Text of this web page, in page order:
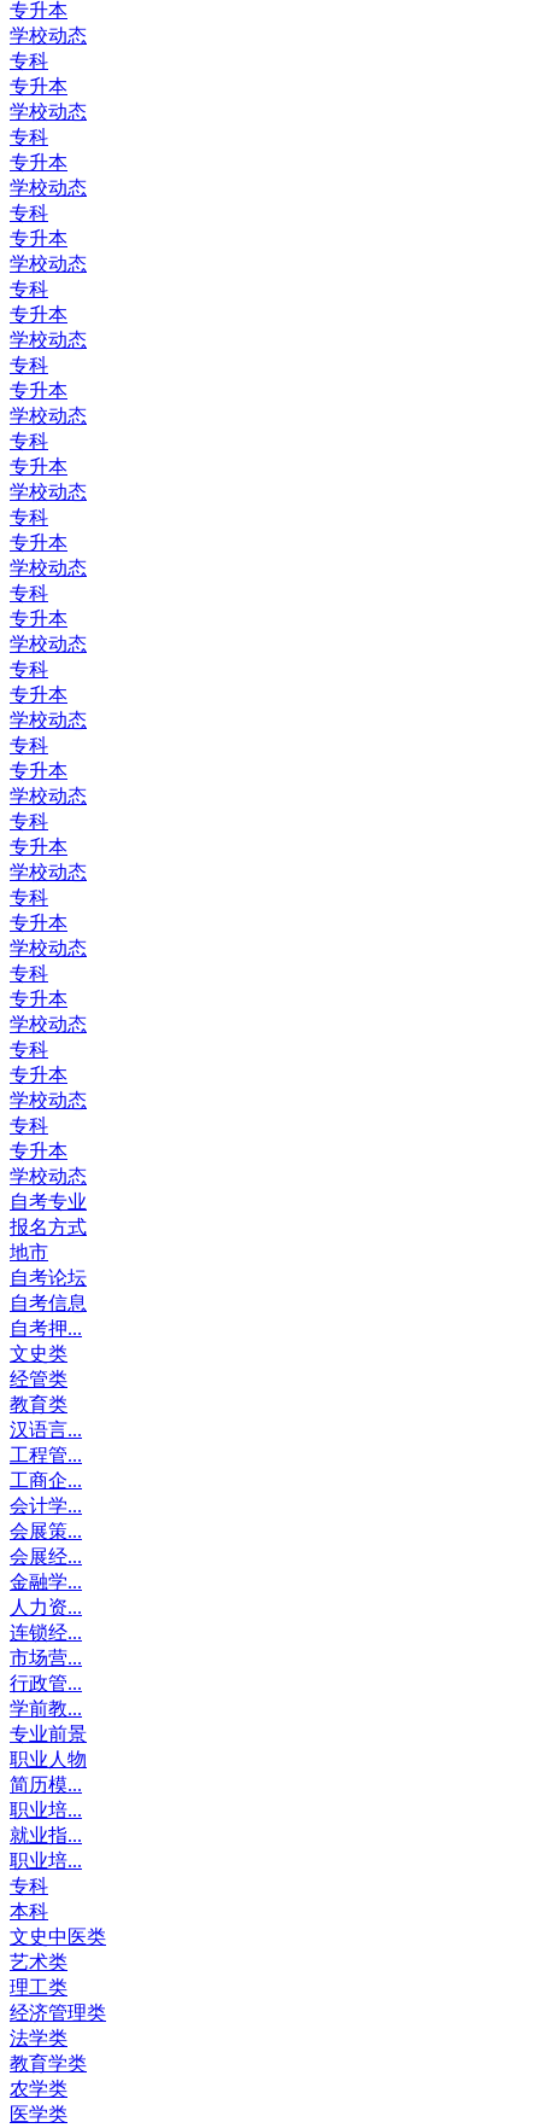
专升本
学校动态
专科
专升本
学校动态
专科
专升本
学校动态
专科
专升本
学校动态
专科
专升本
学校动态
专科
专升本
学校动态
专科
专升本
学校动态
专科
专升本
学校动态
专科
专升本
学校动态
专科
专升本
学校动态
专科
专升本
学校动态
专科
专升本
学校动态
专科
专升本
学校动态
专科
专升本
学校动态
专科
专升本
学校动态
专科
专升本
学校动态
自考专业
报名方式
地市
自考论坛
自考信息
自考押...
文史类
经管类
教育类
汉语言...
工程管...
工商企...
会计学...
会展策...
会展经...
金融学...
人力资...
连锁经...
市场营...
行政管...
学前教...
专业前景
职业人物
简历模...
职业培...
就业指...
职业培...
专科
本科
文史中医类
艺术类
理工类
经济管理类
法学类
教育学类
农学类
医学类